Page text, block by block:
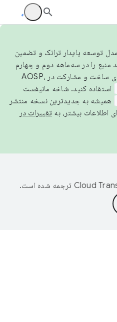
با مدل توسعه پایدار ترانک و تضمین
منبع را در سه‌ماهه دوم و چهارم
استفاده کنید. شاخه مانیفست
همیشه به جدیدترین نسخه منتشر
تغییرات در
ترجمه شده است.